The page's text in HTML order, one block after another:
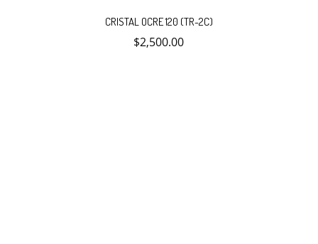
CRISTAL OCRE 120 (TR-2C)
$2,500.00